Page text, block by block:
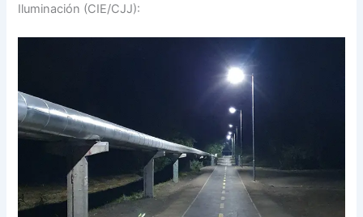
Iluminación (CIE/CJJ):